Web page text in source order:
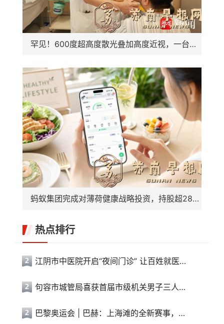
罕见！600度超高度散光叠加高度近视，一台手术解决四大眼病困扰
蚂蚁集团完成对薄荷健康战略投资，持股超28%成最大外部股东
热点排行
江阴市中医院开启“夜间门诊” 让百姓就医更便利
句容市城管局喜获首届市级机关男子三人篮球赛冠军
巴黎奥运会 | 巴赫：上海滩的全新赛事，离想象中的奥运会又近了一步